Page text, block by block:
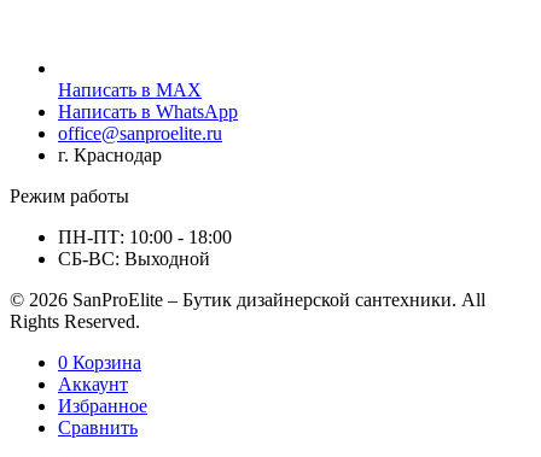
Написать в MAX
Написать в WhatsApp
office@sanproelite.ru
г. Краснодар
Режим работы
ПН-ПТ: 10:00 - 18:00
СБ-ВС: Выходной
© 2026 SanProElite – Бутик дизайнерской сантехники. All
Rights Reserved.
0 Корзина
Аккаунт
Избранное
Сравнить